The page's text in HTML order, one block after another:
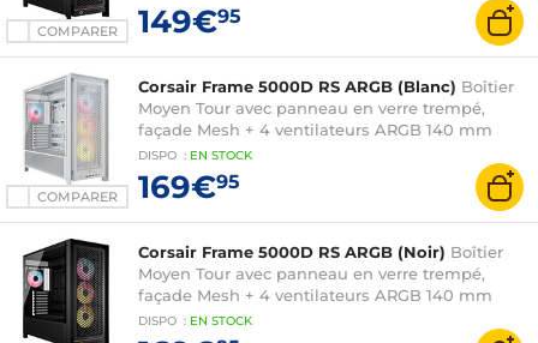
COMPARER 149€95
COMPARER
Corsair Frame 5000D RS ARGB (Blanc) Boîtier
Moyen Tour avec panneau en verre trempé,
façade Mesh + 4 ventilateurs ARGB 140 mm
DISPO : EN STOCK
169€95
Corsair Frame 5000D RS ARGB (Noir) Boîtier
Moyen Tour avec panneau en verre trempé,
façade Mesh + 4 ventilateurs ARGB 140 mm
DISPO : EN STOCK